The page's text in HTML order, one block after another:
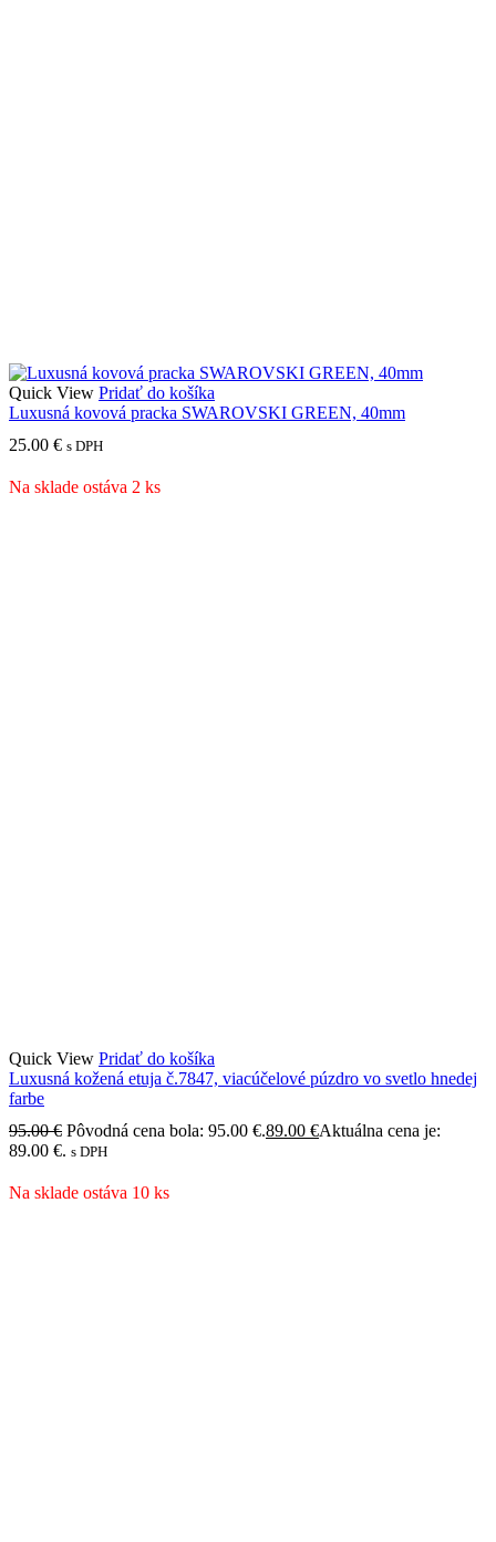
Quick View Pridať do košíka
Luxusná kovová pracka SWAROVSKI GREEN, 40mm
25.00 € s DPH
Na sklade ostáva 2 ks
Quick View Pridať do košíka
Luxusná kožená etuja č.7847, viacúčelové púzdro vo svetlo hnedej
farbe
95.00€ Pôvodná cena bola: 95.00 €.89.00 €Aktuálna cena je:
89.00 €. s DPH
Na sklade ostáva 10 ks